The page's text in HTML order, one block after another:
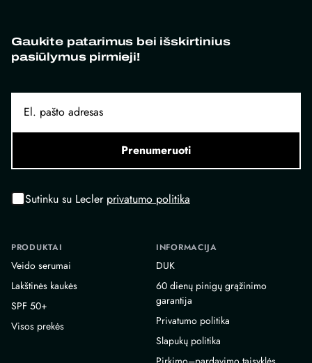
Gaukite patarimus bei išskirtinius
pasiūlymus pirmieji!
Prenumeruoti
Sutinku su Lecler privatumo politika
PRODUKTAI
Veido serumai
Lakštinės kaukės
SPF 50+
Visos prekės
INFORMACIJA
DUK
60 dienų pinigų grąžinimo
garantija
Privatumo politika
Slapukų politika